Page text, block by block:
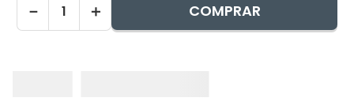
＋
－ COMPRAR